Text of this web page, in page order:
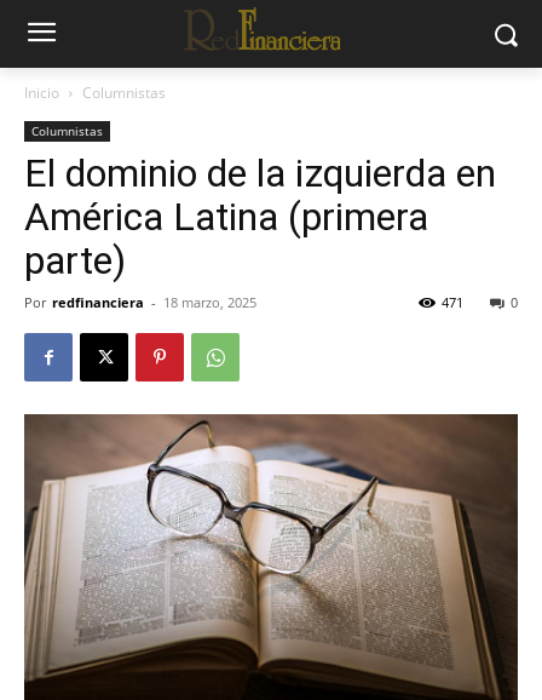
Inicio Columnistas
Columnistas
El dominio de la izquierda en
América Latina (primera
parte)
Por redfinanciera - 18 marzo, 2025 0
471